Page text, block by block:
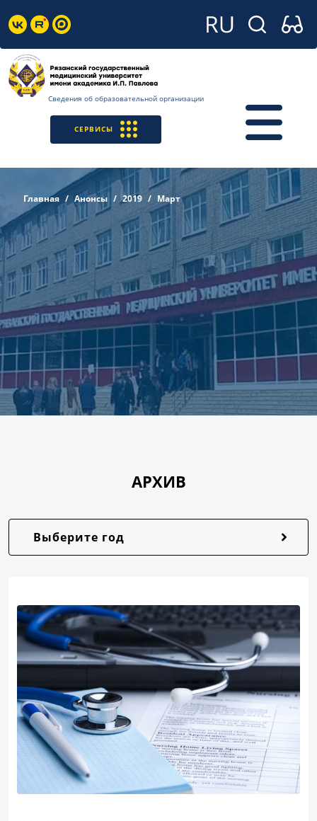
Сведения об образовательной организации
СЕРВИСЫ
Главная Анонсы 2019 Март
АРХИВ
Выберите год